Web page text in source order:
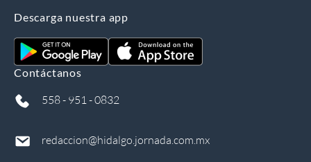
Descarga nuestra app
Contáctanos
558 - 951 - 0832
redaccion@hidalgo.jornada.com.mx